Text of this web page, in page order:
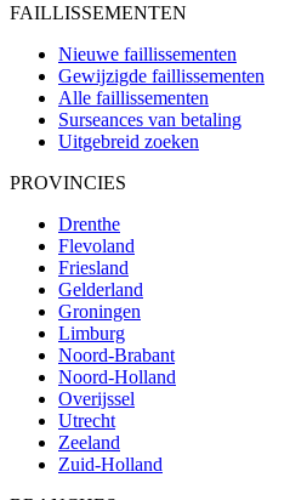
FAILLISSEMENTEN
Nieuwe faillissementen
Gewijzigde faillissementen
Alle faillissementen
Surseances van betaling
Uitgebreid zoeken
PROVINCIES
Drenthe
Flevoland
Friesland
Gelderland
Groningen
Limburg
Noord-Brabant
Noord-Holland
Overijssel
Utrecht
Zeeland
Zuid-Holland